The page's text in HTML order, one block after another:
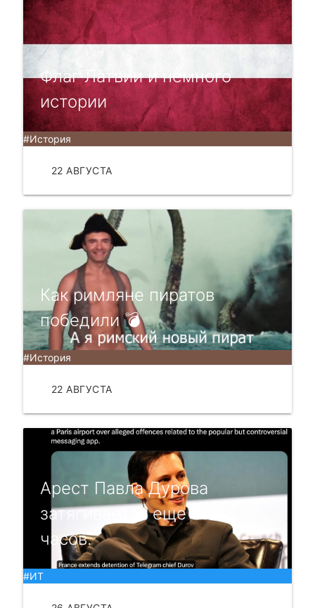
Флаг Латвии и немного
истории
#История
22 АВГУСТА
Как римляне пиратов
победили 💣
#История
22 АВГУСТА
Арест Павла Дурова
затягивается еще на 48
часов.
#ИТ